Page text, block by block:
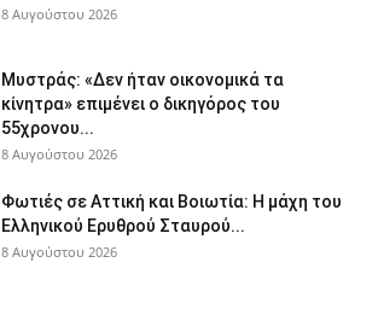
8 Αυγούστου 2026
Μυστράς: «Δεν ήταν οικονομικά τα
κίνητρα» επιμένει ο δικηγόρος του
55χρονου...
8 Αυγούστου 2026
Φωτιές σε Αττική και Βοιωτία: Η μάχη του
Ελληνικού Ερυθρού Σταυρού...
8 Αυγούστου 2026